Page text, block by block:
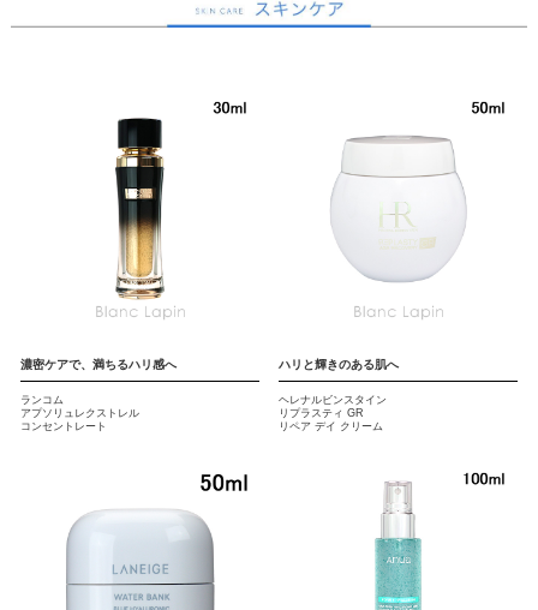
濃密ケアで、満ちるハリ感へ
ランコム
アプソリュレクストレル
コンセントレート
ハリと輝きのある肌へ
ヘレナルビンスタイン
リプラスティ GR
リペア デイ クリーム